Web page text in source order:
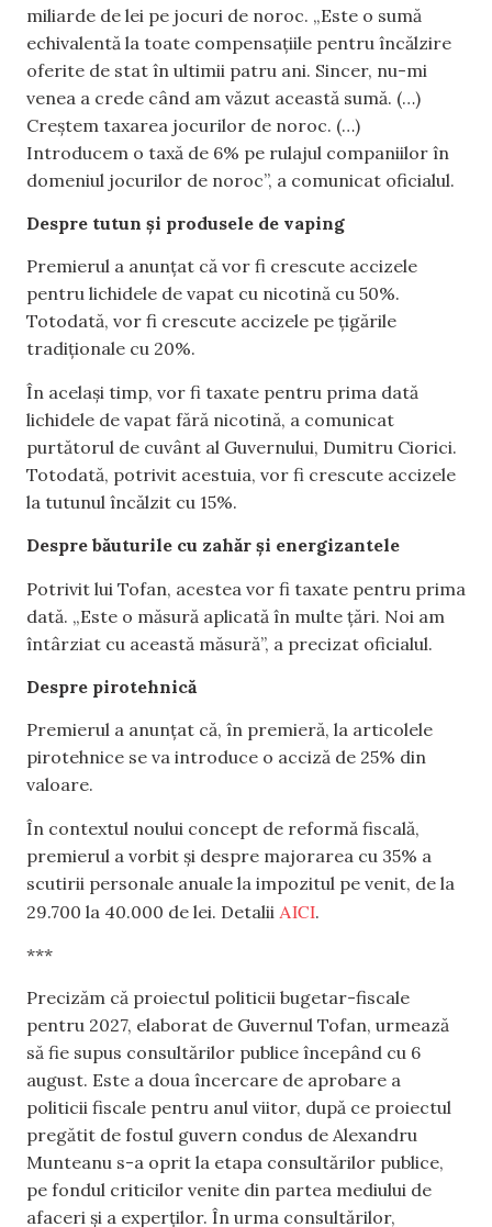
miliarde de lei pe jocuri de noroc. „Este o sumă
echivalentă la toate compensațiile pentru încălzire
oferite de stat în ultimii patru ani. Sincer, nu-mi
venea a crede când am văzut această sumă. (…)
Creștem taxarea jocurilor de noroc. (…)
Introducem o taxă de 6% pe rulajul companiilor în
domeniul jocurilor de noroc”, a comunicat oficialul.
Despre tutun și produsele de vaping
Premierul a anunțat că vor fi crescute accizele
pentru lichidele de vapat cu nicotină cu 50%.
Totodată, vor fi crescute accizele pe țigările
tradiționale cu 20%.
În același timp, vor fi taxate pentru prima dată
lichidele de vapat fără nicotină, a comunicat
purtătorul de cuvânt al Guvernului, Dumitru Ciorici.
Totodată, potrivit acestuia, vor fi crescute accizele
la tutunul încălzit cu 15%.
Despre băuturile cu zahăr și energizantele
Potrivit lui Tofan, acestea vor fi taxate pentru prima
dată. „Este o măsură aplicată în multe țări. Noi am
întârziat cu această măsură”, a precizat oficialul.
Despre pirotehnică
Premierul a anunțat că, în premieră, la articolele
pirotehnice se va introduce o acciză de 25% din
valoare.
În contextul noului concept de reformă fiscală,
premierul a vorbit și despre majorarea cu 35% a
scutirii personale anuale la impozitul pe venit, de la
29.700 la 40.000 de lei. Detalii AICI.
***
Precizăm că proiectul politicii bugetar-fiscale
pentru 2027, elaborat de Guvernul Tofan, urmează
să fie supus consultărilor publice începând cu 6
august. Este a doua încercare de aprobare a
politicii fiscale pentru anul viitor, după ce proiectul
pregătit de fostul guvern condus de Alexandru
Munteanu s-a oprit la etapa consultărilor publice,
pe fondul criticilor venite din partea mediului de
afaceri și a experților. În urma consultărilor,